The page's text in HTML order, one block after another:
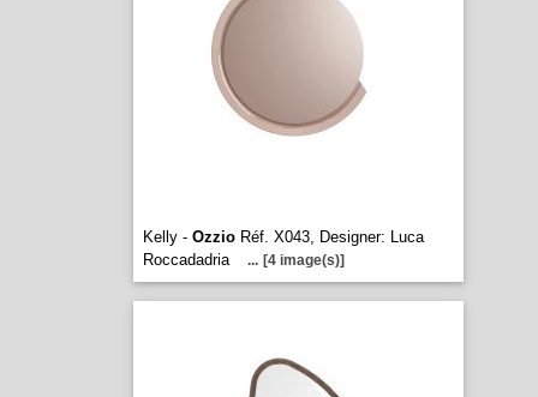
Kelly - OzzioRéf. X043, Designer: Luca
Roccadadria
... [4 image(s)]